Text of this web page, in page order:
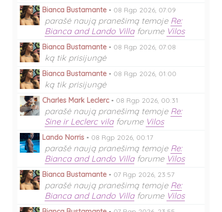
Bianca Bustamante • 08 Rgp 2026, 07:09
parašė naują pranešimą temoje Re:
Bianca and Lando Villaforume Vilos
Bianca Bustamante • 08 Rgp 2026, 07:08
ką tik prisijungė
Bianca Bustamante • 08 Rgp 2026, 01:00
ką tik prisijungė
Charles Mark Leclerc• 08 Rgp 2026, 00:31
parašė naują pranešimą temoje Re:
Sine ir Leclerc vilaforume Vilos
Lando Norris • 08 Rgp 2026, 00:17
parašė naują pranešimą temoje Re:
Bianca and Lando Villaforume Vilos
Bianca Bustamante • 07 Rgp 2026, 23:57
parašė naują pranešimą temoje Re:
Bianca and Lando Villaforume Vilos